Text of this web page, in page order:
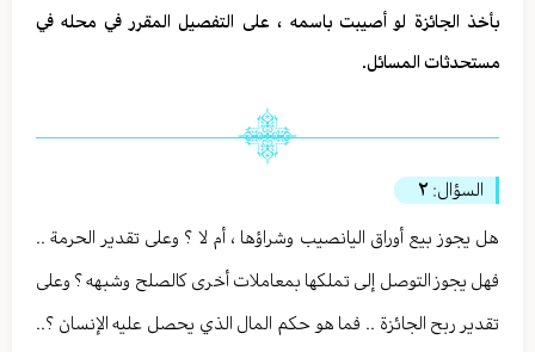
بأخذ الجائزة لو أصيبت باسمه ، على التفصيل المقرر في محله في
مستحدثات المسائل.
السؤال: ٢
هل يجوز بيع أوراق اليانصيب وشراؤها ، أم لا ؟ وعلى تقدير الحرمة ..
فهل يجوز التوصل إلى تملكها بمعاملات أخرى كالصلح وشبهه ؟ وعلى
تقدير ربح الجائزة .. فما هو حكم المال الذي يحصل عليه الإنسان ؟..